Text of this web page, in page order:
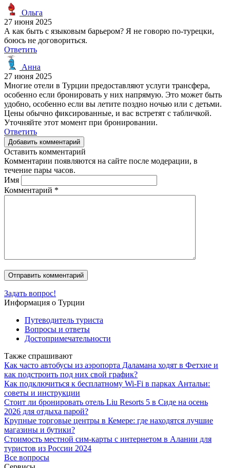
Ольга
27 июня 2025
А как быть с языковым барьером? Я не говорю по-турецки,
боюсь не договориться.
Ответить
Анна
27 июня 2025
Многие отели в Турции предоставляют услуги трансфера,
особенно если бронировать у них напрямую. Это может быть
удобно, особенно если вы летите поздно ночью или с детьми.
Цены обычно фиксированные, и вас встретят с табличкой.
Уточняйте этот момент при бронировании.
Ответить
Добавить комментарий
Оставить комментарий
Комментарии появляются на сайте после модерации, в
течение пары часов.
Имя
Комментарий *
Задать вопрос!
Информация о Турции
Путеводитель туриста
Вопросы и ответы
Достопримечательности
Также спрашивают
Как часто автобусы из аэропорта Даламана ходят в Фетхие и
как подстроить под них свой график?
Как подключиться к бесплатному Wi-Fi в парках Антальи:
советы и инструкции
Стоит ли бронировать отель Liu Resorts 5 в Сиде на осень
2026 для отдыха парой?
Крупные торговые центры в Кемере: где находятся лучшие
магазины и бутики?
Стоимость местной сим-карты с интернетом в Алании для
туристов из России 2024
Все вопросы